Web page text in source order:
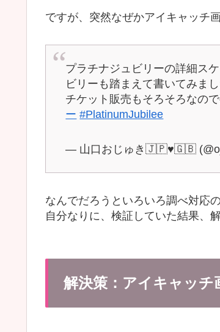
ですが、突然なぜかアイキャッチ
プラチナジュビリーの詳細ス
ビリーも踏まえて書いてみま
チケット販売もそろそろなので
ー #PlatinumJubilee
— 山口おじゅき🇯🇵♥🇬🇧
なんでだろうといろいろ調べ対応
自分なりに、検証していた結果、
解決策：アイキャッチ